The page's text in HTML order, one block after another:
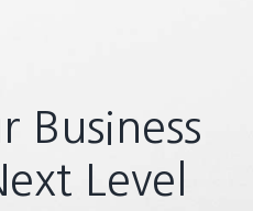
Business
Level